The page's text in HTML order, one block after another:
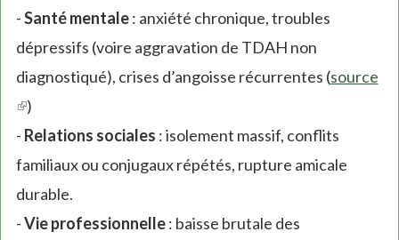
-Santé mentale: anxiété chronique, troubles
dépressifs (voire aggravation de TDAH non
diagnostiqué), crises d’angoisse récurrentes (source
(link
is
external)
)
- Relations sociales : isolement massif, conflits
familiaux ou conjugaux répétés, rupture amicale
durable.
-Vie professionnelle: baisse brutale des